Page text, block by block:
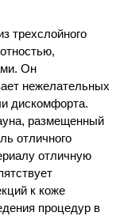
трехслойного
Он
нежелательных
дискомфорта.
размещенный
отличного
отличную
к коже
процедур в